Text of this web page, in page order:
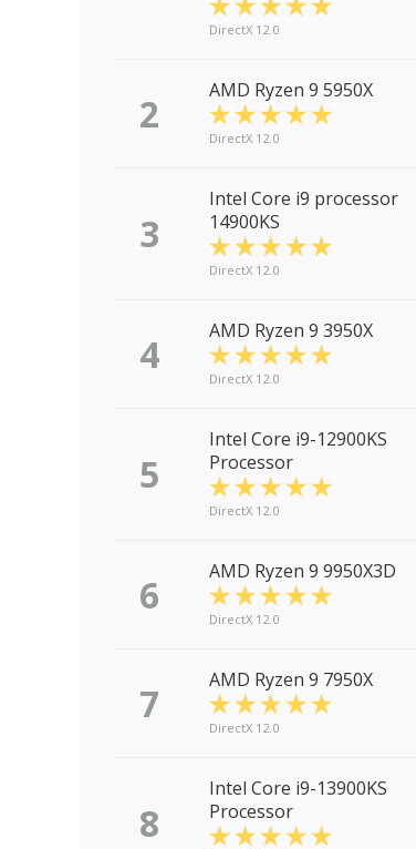
DirectX 12.0
2 AMD Ryzen 9 5950X
DirectX 12.0
3
Intel Core i9 processor
14900KS
DirectX 12.0
4 AMD Ryzen 9 3950X
DirectX 12.0
5
Intel Core i9-12900KS
Processor
DirectX 12.0
6 AMD Ryzen 9 9950X3D
DirectX 12.0
7 AMD Ryzen 9 7950X
DirectX 12.0
8
Intel Core i9-13900KS
Processor